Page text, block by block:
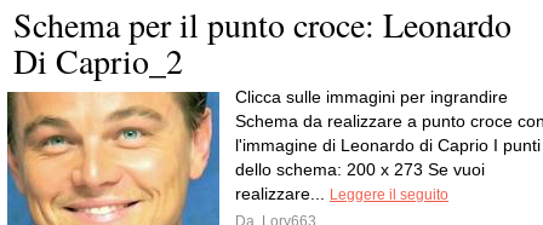
Schema per il punto croce: Leonardo
Di Caprio_2
Clicca sulle immagini per ingrandire
Schema da realizzare a punto croce
l'immagine di Leonardo di Caprio I punti
dello schema: 200 x 273 Se vuoi
realizzare...
Leggere il seguito
Da Lory663